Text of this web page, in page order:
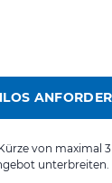
von maximal
unterbreiten.